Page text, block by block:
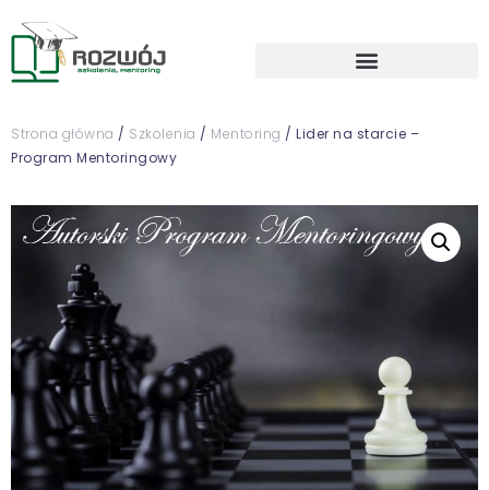
Strona główna / Szkolenia / Mentoring / Lider na starcie –
Program Mentoringowy